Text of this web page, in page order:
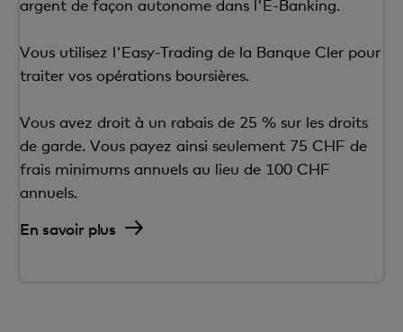
argent de façon autonome dans l'E-Banking.
Vous utilisez l'Easy-Trading de la Banque Cler pour
traiter vos opérations boursières.
Vous avez droit à un rabais de 25 % sur les droits
de garde. Vous payez ainsi seulement 75 CHF de
frais minimums annuels au lieu de 100 CHF
annuels.
En savoir plus